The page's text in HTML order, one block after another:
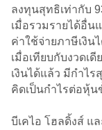
ลงทุนสุทธิเท่ากับ
เมื่อรวมรายได้อื่
ค่าใช้จ่ายภาษีเงิน
เมื่อเทียบกับงวดเ
เงินได้แล้ว มีกำไ
คิดเป็นกำไรต่อหุ้
บีเคไอ โฮลดิ้งส์ แ